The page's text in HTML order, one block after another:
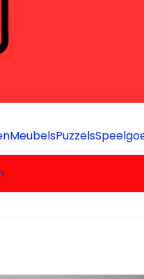
MeubelsPuzzels